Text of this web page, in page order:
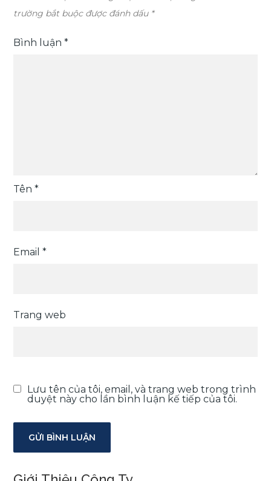
trường bắt buộc được đánh dấu *
Bình luận*
Tên*
Email*
Trang web
Lưu tên của tôi, email, và trang web trong trình
duyệt này cho lần bình luận kế tiếp của tôi.